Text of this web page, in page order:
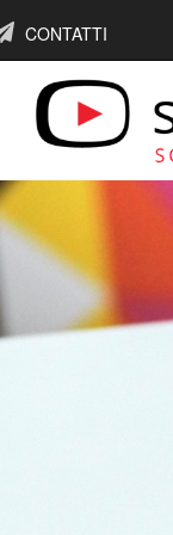
CONTATTI